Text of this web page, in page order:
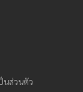
นส่วนตัว